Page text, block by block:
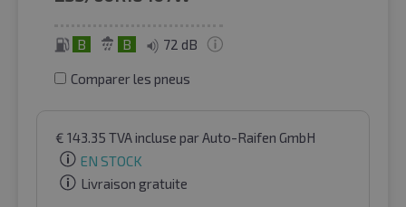
B B 72 dB
Comparer les pneus
€ 143.35 TVA incluse par Auto-Raifen GmbH
EN STOCK
Livraison gratuite